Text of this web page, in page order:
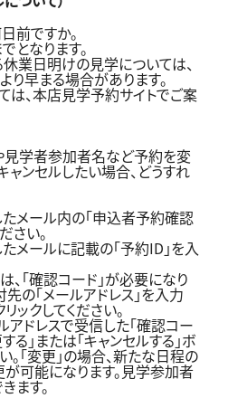
前ですか。
となります。
業日明けの見学については、
早まる場合があります。
は、本店見学予約サイトでご案
見学者参加者名など予約を変
ンセルしたい場合、どうすれ
たメール内の「申込者予約確認
さい。
メールに記載の「予約ID」を入
、「確認コード」が必要になり
の「メールアドレス」を入力
ックしてください。
ルアドレスで受信した「確認コー
る」または「キャンセルする」ボ
。「変更」の場合、新たな日程の
可能になります。見学参加者
ます。